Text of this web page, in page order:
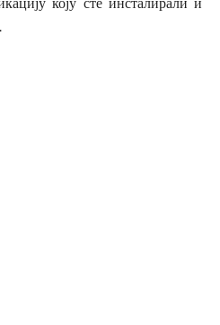
коју сте инсталирали и